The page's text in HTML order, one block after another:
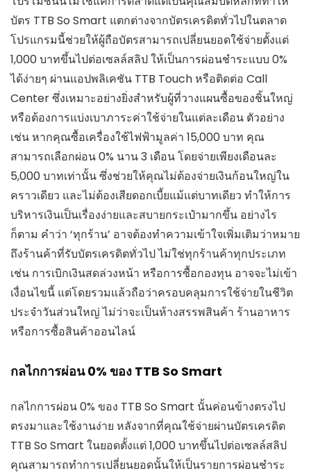
บัตร TTB So Smart แตกต่างจากบัตรเครดิตทั่วไปในตลาด
โปรแกรมนี้ช่วยให้ผู้ถือบัตรสามารถเปลี่ยนยอดใช้จ่ายตั้งแต่
1,000 บาทขึ้นไปต่อเซลล์สลิป ให้เป็นการผ่อนชำระแบบ 0%
ได้ง่ายๆ ผ่านแอปพลิเคชัน TTB Touch หรือติดต่อ Call
Center ซึ่งเหมาะอย่างยิ่งสำหรับผู้ที่วางแผนซื้อของชิ้นใหญ่
หรือต้องการแบ่งเบาภาระค่าใช้จ่ายในแต่ละเดือน ตัวอย่าง
เช่น หากคุณซื้อเครื่องใช้ไฟฟ้ามูลค่า 15,000 บาท คุณ
สามารถเลือกผ่อน 0% นาน 3 เดือน โดยจ่ายเพียงเดือนละ
5,000 บาทเท่านั้น ซึ่งช่วยให้คุณไม่ต้องจ่ายเงินก้อนใหญ่ใน
คราวเดียว และไม่ต้องเสียดอกเบี้ยแม้แต่บาทเดียว ทำให้การ
บริหารเงินเป็นเรื่องง่ายและสบายกระเป๋ามากขึ้น อย่างไร
ก็ตาม คำว่า ‘ทุกร้าน’ อาจต้องทำความเข้าใจเพิ่มเติมว่าหมาย
ถึงร้านค้าที่รับบัตรเครดิตทั่วไป ไม่ใช่ทุกร้านค้าทุกประเภท
เช่น การเบิกเงินสดล่วงหน้า หรือการซื้อกองทุน อาจจะไม่เข้า
เงื่อนไขนี้ แต่โดยรวมแล้วถือว่าครอบคลุมการใช้จ่ายในชีวิต
ประจำวันส่วนใหญ่ ไม่ว่าจะเป็นห้างสรรพสินค้า ร้านอาหาร
หรือการซื้อสินค้าออนไลน์
กลไกการผ่อน 0% ของ TTB So Smart
กลไกการผ่อน 0% ของ TTB So Smart นั้นค่อนข้างตรงไป
ตรงมาและใช้งานง่าย หลังจากที่คุณใช้จ่ายผ่านบัตรเครดิต
TTB So Smart ในยอดตั้งแต่ 1,000 บาทขึ้นไปต่อเซลล์สลิป
คุณสามารถทำการเปลี่ยนยอดนั้นให้เป็นรายการผ่อนชำระ